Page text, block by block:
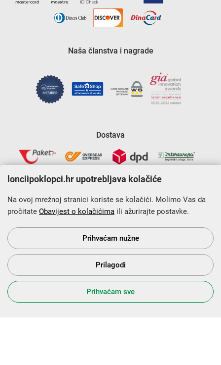
Naša članstva i nagrade
Dostava
Krajnji primatelj financijskog instrumenta sufinanciranog iz
Europskog fonda za regionalni razvoj u sklopu Operativnog
programa „Konkurentnost i kohezija”.
s Vama od 2014. godine!
lonciipoklopci.hr upotrebljava kolačiće
Na ovoj mrežnoj stranici koriste se kolačići. Molimo Vas da
pročitate Obavijest o kolačićima ili ažurirajte postavke.
Prihvaćam nužne
Prilagodi
Prihvaćam sve